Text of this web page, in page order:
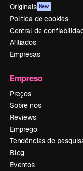
Originais New
Política de cookies
Central de
Afiliados
Empresas
Empresa
Preços
Sobre nós
Reviews
Emprego
Tendências de
Blog
Eventos